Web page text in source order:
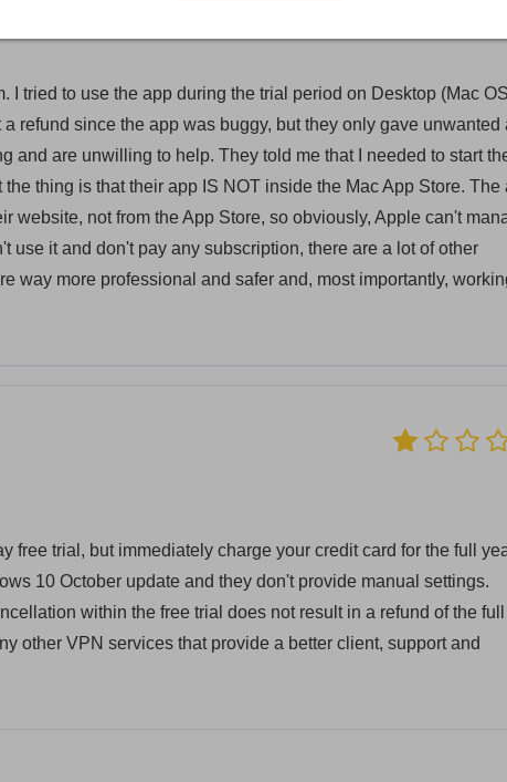
I tried to use the app during the trial period on Desktop (Mac
refund since the app was buggy, but they only gave unwanted
and are unwilling to help. They told me that I needed to start
thing is that their app IS NOT inside the Mac App Store. The
website, not from the App Store, so obviously, Apple can't
use it and don't pay any subscription, there are a lot of other
way more professional and safer and, most importantly,
free trial, but immediately charge your credit card for the full
10 October update and they don't provide manual settings.
within the free trial does not result in a refund of the full
other VPN services that provide a better client, support and